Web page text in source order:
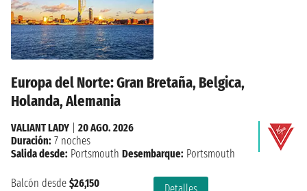
Europa del Norte: Gran Bretaña, Belgica,
Holanda, Alemania
Balcón desde $26,150
VALIANT LADY
20 AGO. 2026
Duración: 7 noches
Salida desde: Portsmouth Desembarque: Portsmouth